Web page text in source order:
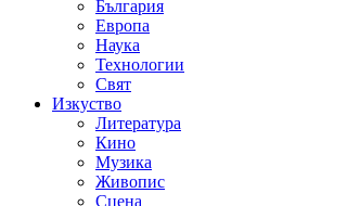
България
Европа
Наука
Технологии
Свят
Изкуство
Литература
Кино
Музика
Живопис
Сцена